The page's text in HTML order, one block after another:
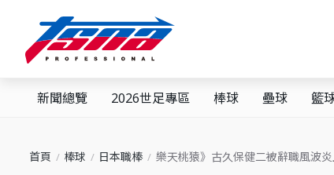
新聞總覽 2026世足專區 棒球 壘球 籃
首頁 棒球 日本職棒 樂天桃猿》古久保健二被辭職風波